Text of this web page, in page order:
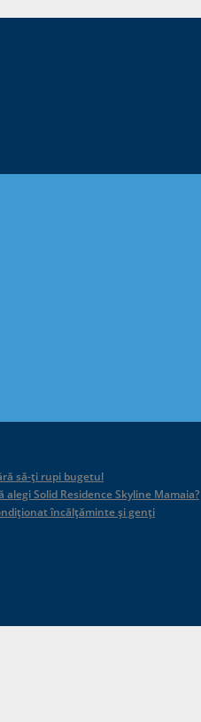
să-ți rupi bugetul
Solid Residence Skyline Mamaia?
încălțăminte și genți